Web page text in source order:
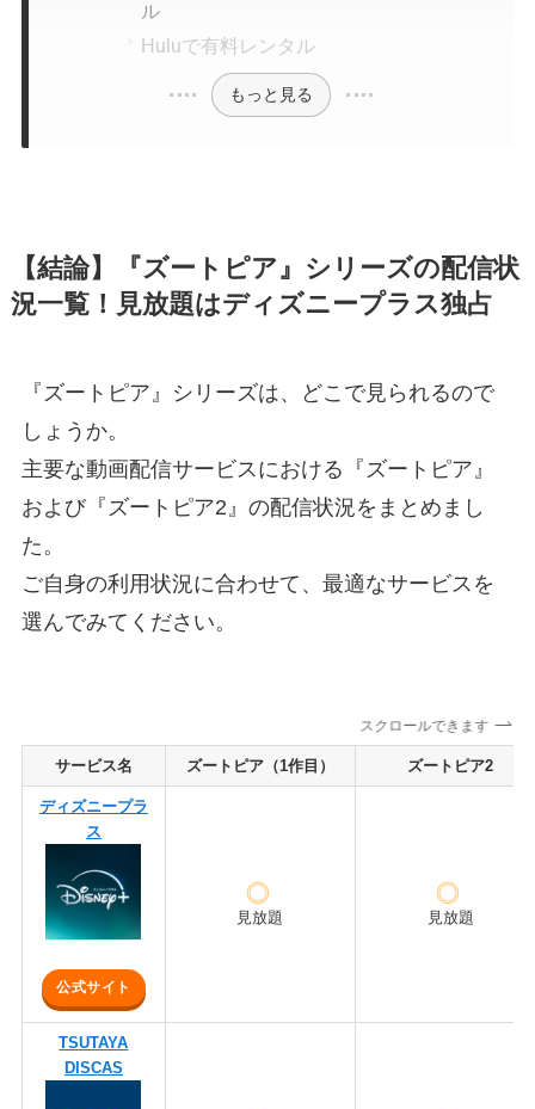
ル
Huluで有料レンタル
もっと見る
【結論】『ズートピア』シリーズの配信状
況一覧！見放題はディズニープラス独占
『ズートピア』シリーズは、どこで見られるので
しょうか。
主要な動画配信サービスにおける『ズートピア』
および『ズートピア2』の配信状況をまとめまし
た。
ご自身の利用状況に合わせて、最適なサービスを
選んでみてください。
スクロールできます
サービス名 ズートピア（1作目） ズートピア2
ディズニープラ
ス
公式サイト
見放題 見放題
TSUTAYA
DISCAS